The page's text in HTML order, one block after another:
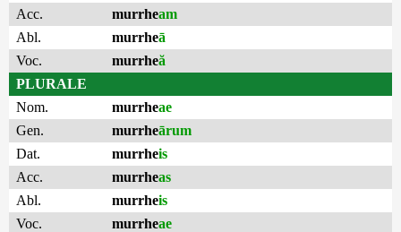
Acc.
murrheam
Abl.
murrheā
Voc.
murrheă
PLURALE
Nom.
murrheae
Gen.
murrheārum
Dat.
murrheis
Acc.
murrheas
Abl.
murrheis
Voc.
murrheae